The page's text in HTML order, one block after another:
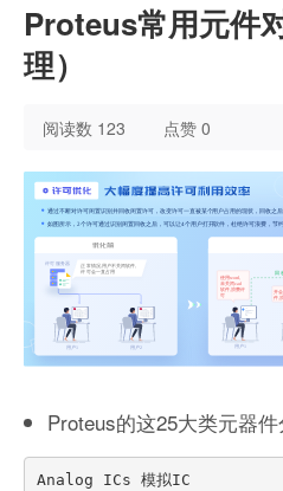
Proteus常用元件
理）
阅读数 123 点赞 0
Proteus的这25大类元器件
Analog ICs 模拟IC